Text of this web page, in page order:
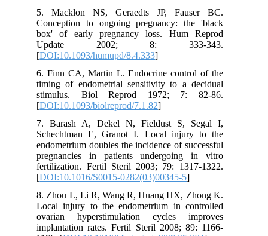
5. Macklon NS, Geraedts JP, Fauser BC.
Conception to ongoing pregnancy: the 'black
box' of early pregnancy loss. Hum Reprod
Update 2002; 8: 333-343.
[DOI:10.1093/humupd/8.4.333
6. Finn CA, Martin L. Endocrine control of the
timing of endometrial sensitivity to a decidual
stimulus. Biol Reprod 1972; 7: 82-86.
[DOI:10.1093/biolreprod/7.1.82
7. Barash A, Dekel N, Fieldust S, Segal I,
Schechtman E, Granot I. Local injury to the
endometrium doubles the incidence of successful
pregnancies in patients undergoing in vitro
fertilization. Fertil Steril 2003; 79: 1317-1322.
[DOI:10.1016/S0015-0282(03)00345-5
8. Zhou L, Li R, Wang R, Huang HX, Zhong K.
Local injury to the endometrium in controlled
ovarian hyperstimulation cycles improves
implantation rates. Fertil Steril 2008; 89: 1166-